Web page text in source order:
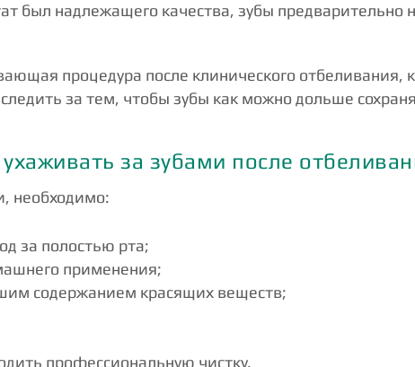
был надлежащего качества, зубы предварительно
процедура после клинического отбеливания,
за тем, чтобы зубы как можно дольше
ухаживать за зубами после
необходимо:
за полостью рта;
применения;
содержанием красящих веществ;
профессиональную чистку.